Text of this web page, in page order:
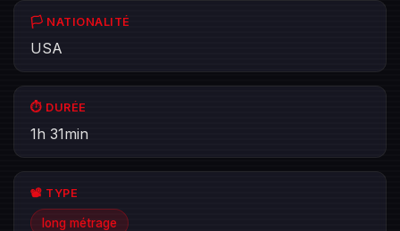
🏳️ NATIONALITÉ
USA
⏱️ DURÉE
1h 31min
📽️ TYPE
long métrage